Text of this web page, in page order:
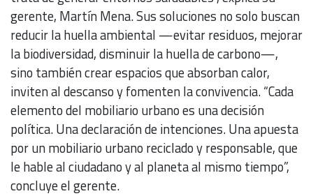
gerente, Martín Mena. Sus soluciones no solo buscan
reducir la huella ambiental —evitar residuos, mejorar
la biodiversidad, disminuir la huella de carbono—,
sino también crear espacios que absorban calor,
inviten al descanso y fomenten la convivencia. “Cada
elemento del mobiliario urbano es una decisión
política. Una declaración de intenciones. Una apuesta
por un mobiliario urbano reciclado y responsable, que
le hable al ciudadano y al planeta al mismo tiempo”,
concluye el gerente.